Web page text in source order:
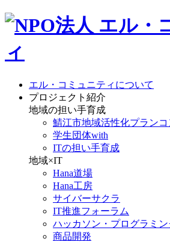
エル・コミュニティについて
プロジェクト紹介
地域の担い手育成
鯖江市地域活性化プランコ
学生団体with
ITの担い手育成
地域×IT
Hana道場
Hana工房
サイバーサクラ
IT推進フォーラム
ハッカソン・プログラミン
商品開発